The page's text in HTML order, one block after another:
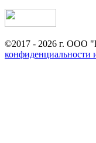
©2017 - 2026 г. ООО
конфиденциальности